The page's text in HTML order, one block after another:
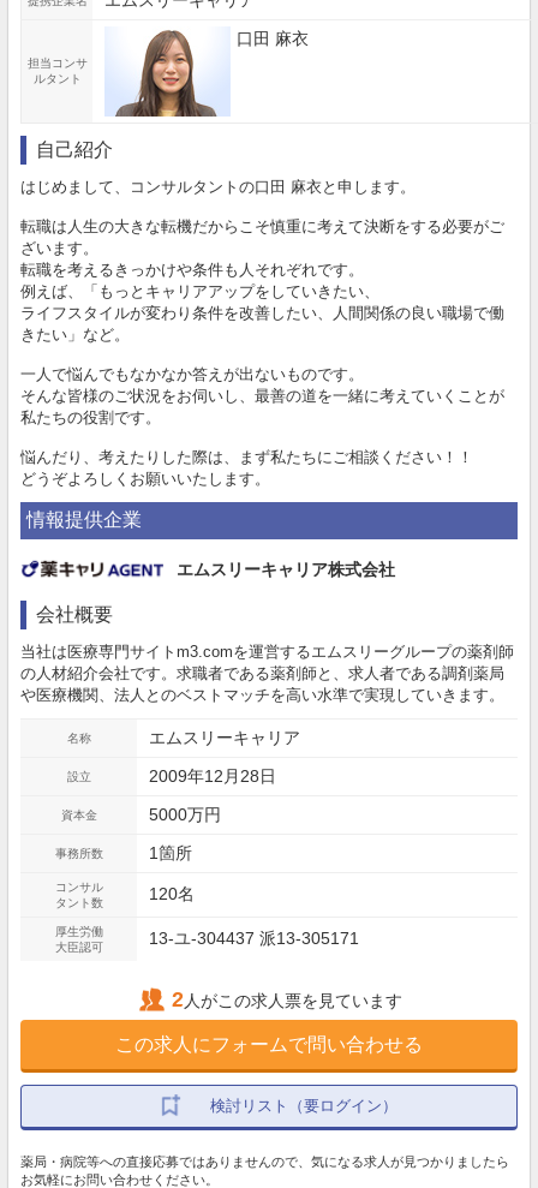
担当コンサ
ルタント
口田 麻衣
自己紹介
はじめまして、コンサルタントの口田 麻衣と申します。
転職は人生の大きな転機だからこそ慎重に考えて決断をする必要がご
ざいます。
転職を考えるきっかけや条件も人それぞれです。
例えば、「もっとキャリアアップをしていきたい、
ライフスタイルが変わり条件を改善したい、人間関係の良い職場で働
きたい」など。
一人で悩んでもなかなか答えが出ないものです。
そんな皆様のご状況をお伺いし、最善の道を一緒に考えていくことが
私たちの役割です。
悩んだり、考えたりした際は、まず私たちにご相談ください！！
どうぞよろしくお願いいたします。
情報提供企業
エムスリーキャリア株式会社
会社概要
当社は医療専門サイトm3.comを運営するエムスリーグループの薬剤師
の人材紹介会社です。求職者である薬剤師と、求人者である調剤薬局
や医療機関、法人とのベストマッチを高い水準で実現していきます。
名称 エムスリーキャリア
設立 2009年12月28日
資本金 5000万円
事務所数 1箇所
コンサル
タント数
120名
厚生労働
大臣認可
13-ユ-304437 派13-305171
2人がこの求人票を見ています
この求人にフォームで問い合わせる
検討リスト（要ログイン）
薬局・病院等への直接応募ではありませんので、気になる求人が見つかりましたら
お気軽にお問い合わせください。